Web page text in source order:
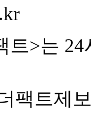
트>는
팩트제